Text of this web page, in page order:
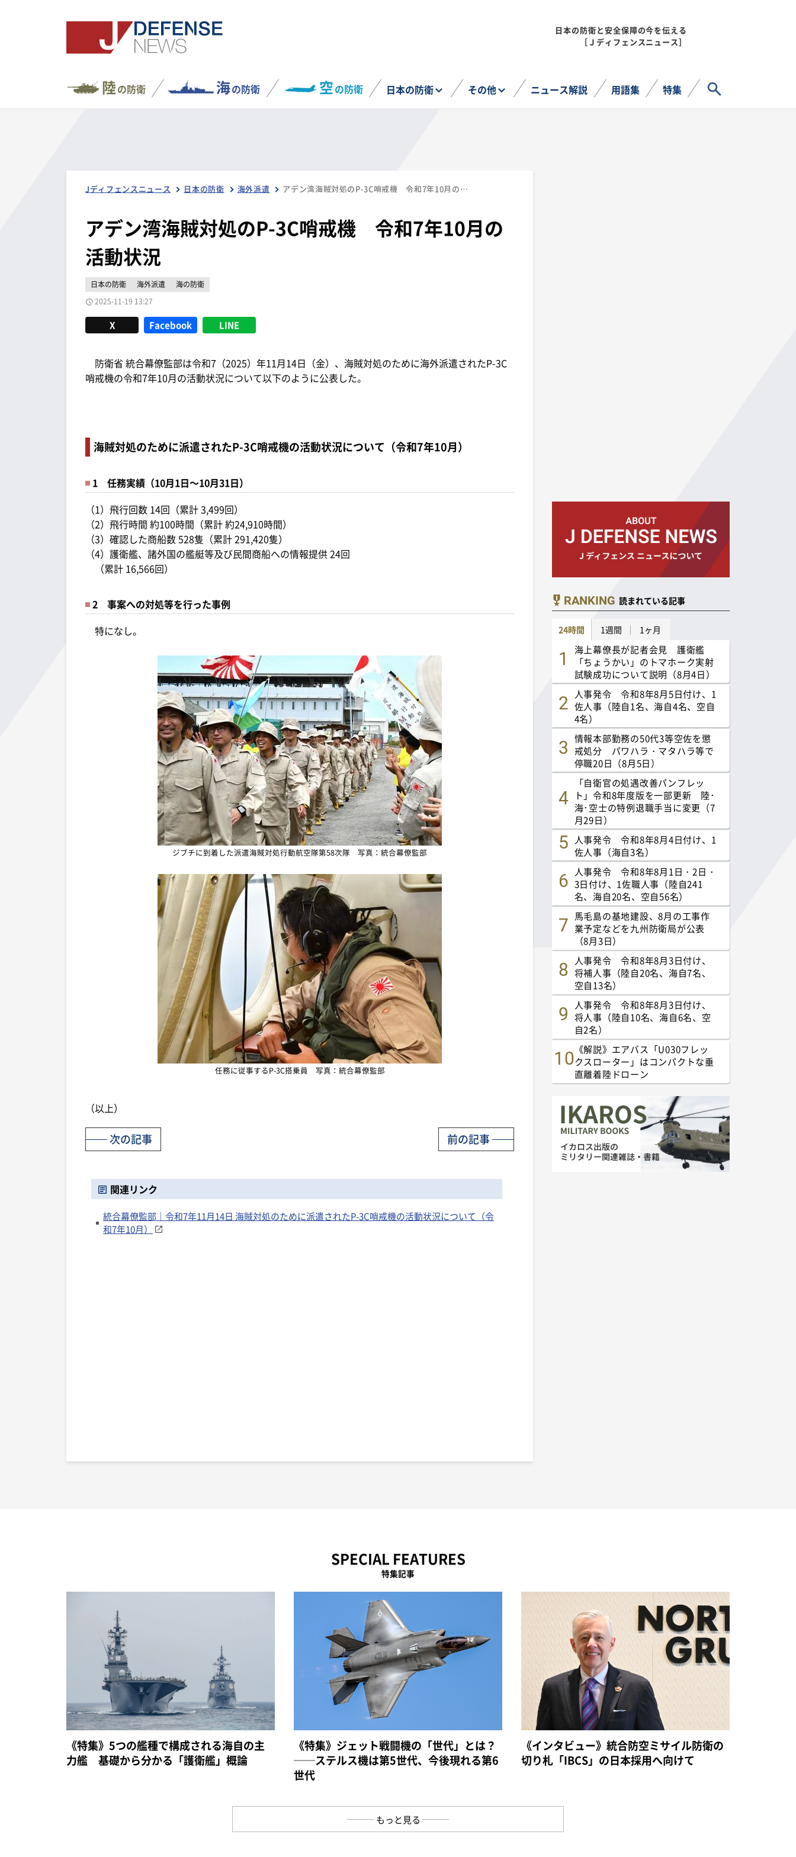
日本の防衛と安全保障の今を伝える
［Ｊディフェンスニュース］
陸の防衛 海の防衛 空の防衛 日本の防衛 その他 ニュース解説 用語集 特集
Jディフェンスニュース 日本の防衛 海外派遣 アデン湾海賊対処のP-3C哨戒機 令和7年10月の活動状況
アデン湾海賊対処のP-3C哨戒機 令和7年10月の
活動状況
日本の防衛 海外派遣
海の防衛
2025-11-19 13:27
X Facebook LINE
防衛省 統合幕僚監部は令和7（2025）年11月14日（金）、海賊対処のために海外派遣されたP-3C
哨戒機の令和7年10月の活動状況について以下のように公表した。
海賊対処のために派遣されたP-3C哨戒機の活動状況について（令和7年10月）
1 任務実績（10月1日～10月31日）
（1）飛行回数 14回（累計 3,499回）
（2）飛行時間 約100時間（累計 約24,910時間）
（3）確認した商船数 528隻（累計 291,420隻）
（4）護衛艦、諸外国の艦艇等及び民間商船への情報提供 24回
（累計 16,566回）
2 事案への対処等を行った事例
特になし。
ジブチに到着した派遣海賊対処行動航空隊第58次隊 写真：統合幕僚監部
任務に従事するP-3C搭乗員 写真：統合幕僚監部
（以上）
前の記事
次の記事
関連リンク
統合幕僚監部｜令和7年11月14日 海賊対処のために派遣されたP-3C哨戒機の活動状況について（令
和7年10月）
RANKING 読まれている記事
24時間 1週間 1ヶ月
海上幕僚長が記者会見 護衛艦
「ちょうかい」のトマホーク実射
試験成功について説明（8月4日）
人事発令 令和8年8月5日付け、1
佐人事（陸自1名、海自4名、空自
4名）
情報本部勤務の50代3等空佐を懲
戒処分 パワハラ・マタハラ等で
停職20日（8月5日）
「自衛官の処遇改善パンフレッ
ト」令和8年度版を一部更新 陸･
海･空士の特例退職手当に変更（7
月29日）
人事発令 令和8年8月4日付け、1
佐人事（海自3名）
人事発令 令和8年8月1日・2日・
3日付け、1佐職人事（陸自241
名、海自20名、空自56名）
馬毛島の基地建設、8月の工事作
業予定などを九州防衛局が公表
（8月3日）
人事発令 令和8年8月3日付け、
将補人事（陸自20名、海自7名、
空自13名）
人事発令 令和8年8月3日付け、
将人事（陸自10名、海自6名、空
自2名）
《解説》エアバス「U030フレッ
クスローター」はコンパクトな垂
直離着陸ドローン
SPECIAL FEATURES
特集記事
《特集》5つの艦種で構成される海自の主
力艦 基礎から分かる「護衛艦」概論
《特集》ジェット戦闘機の「世代」とは？
──ステルス機は第5世代、今後現れる第6
世代
《インタビュー》統合防空ミサイル防衛の
切り札「IBCS」の日本採用へ向けて
もっと見る